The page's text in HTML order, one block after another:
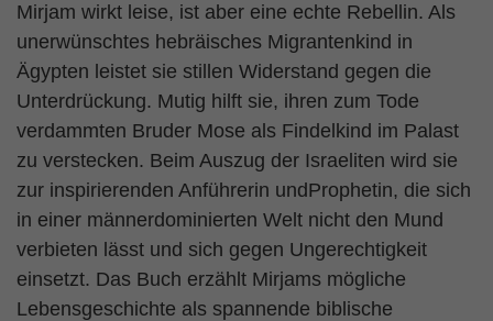
Mirjam wirkt leise, ist aber eine echte Rebellin. Als
unerwünschtes hebräisches Migrantenkind in
Ägypten leistet sie stillen Widerstand gegen die
Unterdrückung. Mutig hilft sie, ihren zum Tode
verdammten Bruder Mose als Findelkind im Palast
zu verstecken. Beim Auszug der Israeliten wird sie
zur inspirierenden Anführerin undProphetin, die sich
in einer männerdominierten Welt nicht den Mund
verbieten lässt und sich gegen Ungerechtigkeit
einsetzt. Das Buch erzählt Mirjams mögliche
Lebensgeschichte als spannende biblische